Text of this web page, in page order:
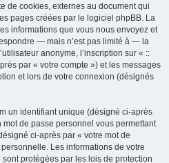
de cookies, externes au document qui
pages créées par le logiciel phpBB. La
informations que vous nous envoyez et
— mais n’est pas limité à — la
anonyme, l’inscription sur « ::
par « votre compte ») et les messages
et lors de votre connexion (désignés
un identifiant unique (désigné ci-après
mot de passe personnel vous permettant
ci-après par « votre mot de
Les informations de votre
sont protégées par les lois de protection